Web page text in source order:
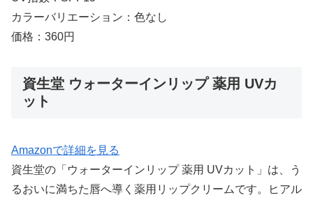
カラーバリエーション：色なし
価格：360円
資生堂 ウォーターインリップ 薬用 UVカ
ット
Amazonで詳細を見る
資生堂の「ウォーターインリップ 薬用 UVカット」は、う
るおいに満ちた唇へ導く薬用リップクリームです。ヒアル